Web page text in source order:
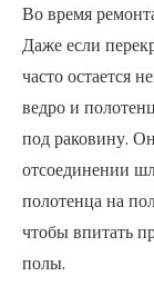
Во время
Даже если
часто остается
ведро и
под раковину.
отсоединении
полотенца на
чтобы впитать
полы.